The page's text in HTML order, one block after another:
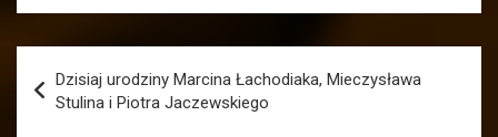
wpisu
Dzisiaj urodziny Marcina Łachodiaka, Mieczysława
Stulina i Piotra Jaczewskiego